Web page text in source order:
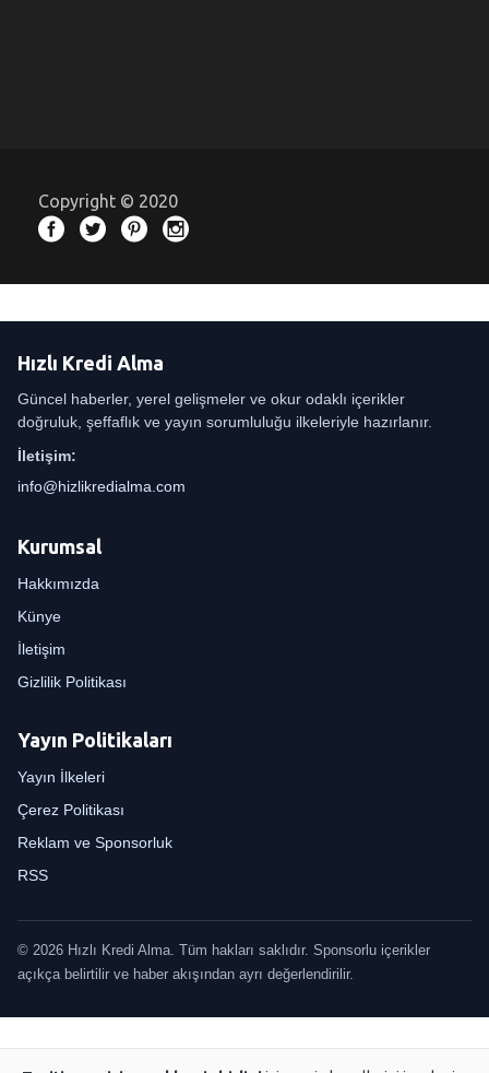
Copyright © 2020
Hızlı Kredi Alma
Güncel haberler, yerel gelişmeler ve okur odaklı içerikler
doğruluk, şeffaflık ve yayın sorumluluğu ilkeleriyle hazırlanır.
İletişim:
info@hizlikredialma.com
Kurumsal
Hakkımızda
Künye
İletişim
Gizlilik Politikası
Yayın Politikaları
Yayın İlkeleri
Çerez Politikası
Reklam ve Sponsorluk
RSS
© 2026 Hızlı Kredi Alma. Tüm hakları saklıdır. Sponsorlu içerikler
açıkça belirtilir ve haber akışından ayrı değerlendirilir.